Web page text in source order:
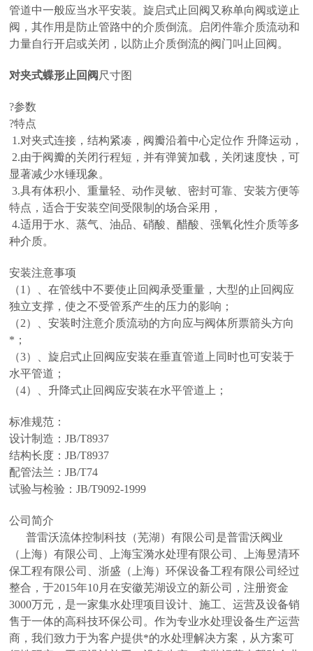
管道中一般应当水平安装。旋启式止回阀又称单向阀或逆止
阀，其作用是防止管路中的介质倒流。启闭件靠介质流动和
力量自行开启或关闭，以防止介质倒流的阀门叫止回阀。
对夹式蝶形止回阀 尺寸图
?参数
?特点
1.对夹式连接，结构紧凑，阀瓣沿着中心定位作 升降运动，
2.由于阀瓣的关闭行程短，并有弹簧加载，关闭速度快，可
显著减少水锤现象。
3.具有体积小、重量轻、动作灵敏、密封可靠、安装方便等
特点，适合于安装空间受限制的场合采用，
4.适用于水、蒸气、油品、硝酸、醋酸、强氧化性介质等多
种介质。
安装注意事项
（1）、在管线中不要使止回阀承受重量，大型的止回阀应
独立支撑，使之不受管系产生的压力的影响；
（2）、安装时注意介质流动的方向应与阀体所票箭头方向
*；
（3）、旋启式止回阀应安装在垂直管道上同时也可安装于
水平管道；
（4）、升降式止回阀应安装在水平管道上；
标准规范：
设计制造：JB/T8937
结构长度：JB/T8937
配管法兰：JB/T74
试验与检验：JB/T9092-1999
公司简介
普雷沃流体控制科技（芜湖）有限公司是普雷沃阀业
（上海）有限公司、上海宝漪水处理有限公司、上海昱清环
保工程有限公司、浙盛（上海）环保设备工程有限公司经过
整合，于2015年10月在安徽芜湖设立的新公司，注册资金
3000万元，是一家集水处理项目设计、施工、运营及设备销
售于一体的高科技环保公司。作为专业水处理设备生产运营
商，我们致力于为客户提供*的水处理解决方案，从方案可